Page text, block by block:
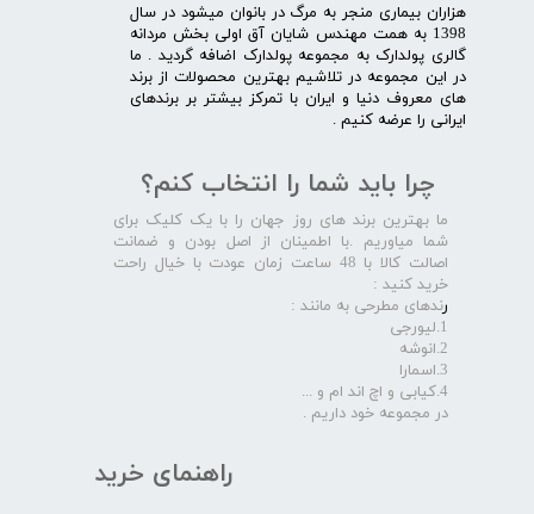
هزاران بیماری منجر به مرگ در بانوان میشود در سال
1398 به همت مهندس شایان آق اولی بخش مردانه
گالری پولدارک به مجموعه پولدارک اضافه گردید . ما
در این مجموعه در تلاشیم بهترین محصولات از برند
های معروف دنیا و ایران با تمرکز بیشتر بر برندهای
ایرانی را عرضه کنیم .​​​​​​​
راهنمای خرید
چرا باید شما را انتخاب کنم؟
ما بهترین برند های روز جهان را با یک کلیک برای
شما میاوریم .با اطمینان از اصل بودن و ضمانت
اصالت کالا با 48 ساعت زمان عودت با خیال راحت
خرید کنید :
رندهای مطرحی به مانند :
1.لیورجی
2.انوشه
3.اسمارا
4.کیابی و اچ اند ام و ...
در مجموعه خود داریم .​​​​​​​